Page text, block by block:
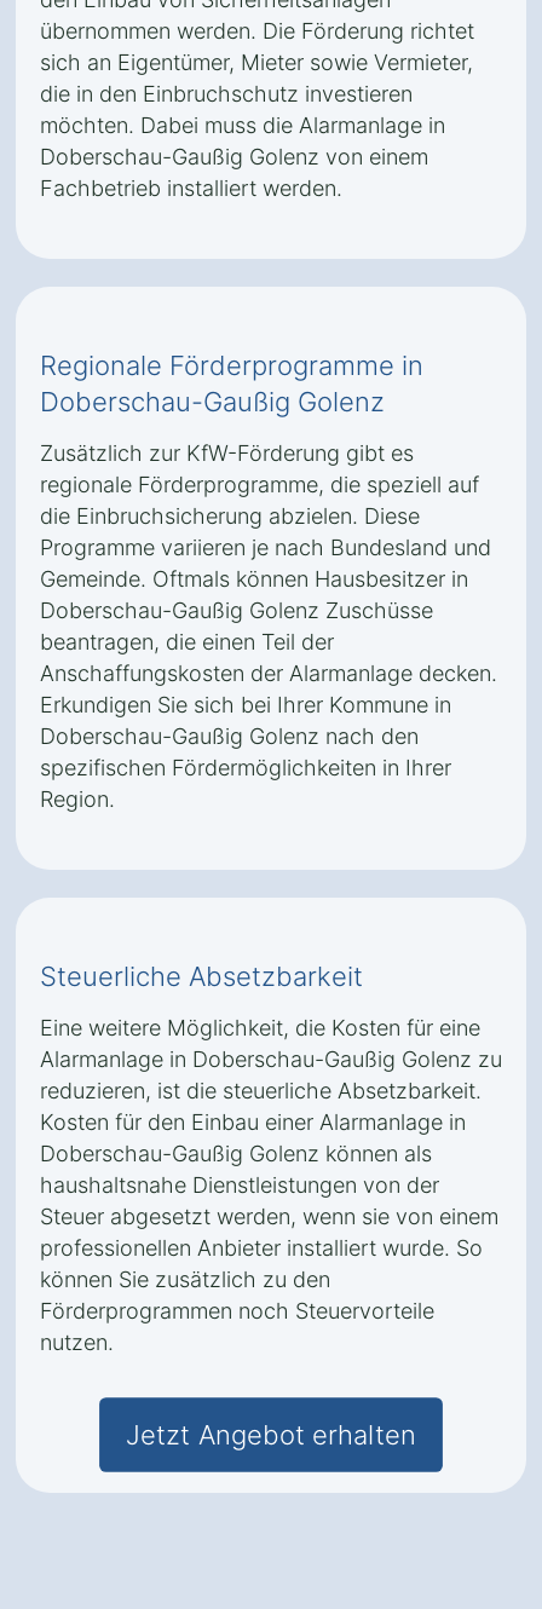
übernommen werden. Die Förderung richtet
sich an Eigentümer, Mieter sowie Vermieter,
die in den Einbruchschutz investieren
möchten. Dabei muss die Alarmanlage in
Doberschau-Gaußig Golenz von einem
Fachbetrieb installiert werden.
Regionale Förderprogramme in
Doberschau-Gaußig Golenz
Zusätzlich zur KfW-Förderung gibt es
regionale Förderprogramme, die speziell auf
die Einbruchsicherung abzielen. Diese
Programme variieren je nach Bundesland und
Gemeinde. Oftmals können Hausbesitzer in
Doberschau-Gaußig Golenz Zuschüsse
beantragen, die einen Teil der
Anschaffungskosten der Alarmanlage decken.
Erkundigen Sie sich bei Ihrer Kommune in
Doberschau-Gaußig Golenz nach den
spezifischen Fördermöglichkeiten in Ihrer
Region.
Steuerliche Absetzbarkeit
Eine weitere Möglichkeit, die Kosten für eine
Alarmanlage in Doberschau-Gaußig Golenz zu
reduzieren, ist die steuerliche Absetzbarkeit.
Kosten für den Einbau einer Alarmanlage in
Doberschau-Gaußig Golenz können als
haushaltsnahe Dienstleistungen von der
Steuer abgesetzt werden, wenn sie von einem
professionellen Anbieter installiert wurde. So
können Sie zusätzlich zu den
Förderprogrammen noch Steuervorteile
nutzen.
Jetzt Angebot erhalten